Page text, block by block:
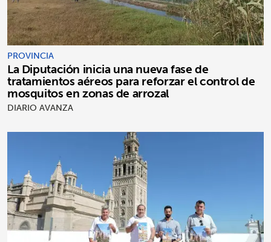
PROVINCIA
La Diputación inicia una nueva fase de
tratamientos aéreos para reforzar el control de
mosquitos en zonas de arrozal
DIARIO AVANZA